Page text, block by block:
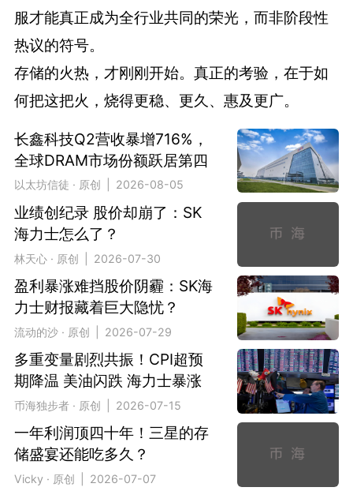
服才能真正成为全行业共同的荣光，而非阶段性
热议的符号。
存储的火热，才刚刚开始。真正的考验，在于如
何把这把火，烧得更稳、更久、惠及更广。
长鑫科技Q2营收暴增716%，
全球DRAM市场份额跃居第四
以太坊信徒 · 原创 | 2026-08-05
业绩创纪录 股价却崩了：SK
海力士怎么了？
林天心 · 原创 | 2026-07-30
盈利暴涨难挡股价阴霾：SK海
力士财报藏着巨大隐忧？
流动的沙 · 原创 | 2026-07-29
多重变量剧烈共振！CPI超预
期降温 美油闪跌 海力士暴涨
币海独步者 · 原创 | 2026-07-15
一年利润顶四十年！三星的存
储盛宴还能吃多久？
Vicky · 原创 | 2026-07-07